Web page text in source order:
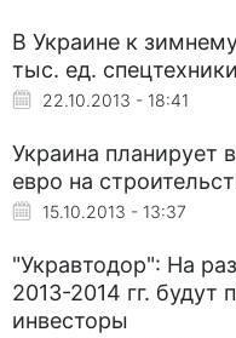
В Украине к
тыс. ед.
22.10.2013 - 18:41
Украина планирует
евро на
15.10.2013 - 13:37
"Укравтодор": На
2013-2014 гг. будут
инвесторы